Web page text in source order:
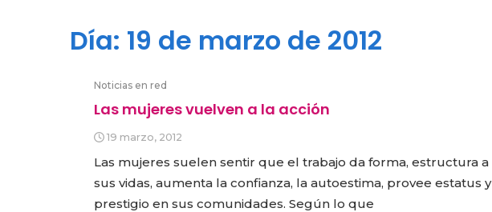
Día: 19 de marzo de 2012
Noticias en red
Las mujeres vuelven a la acción
19 marzo, 2012
Las mujeres suelen sentir que el trabajo da forma, estructura a
sus vidas, aumenta la confianza, la autoestima, provee estatus y
prestigio en sus comunidades. Según lo que